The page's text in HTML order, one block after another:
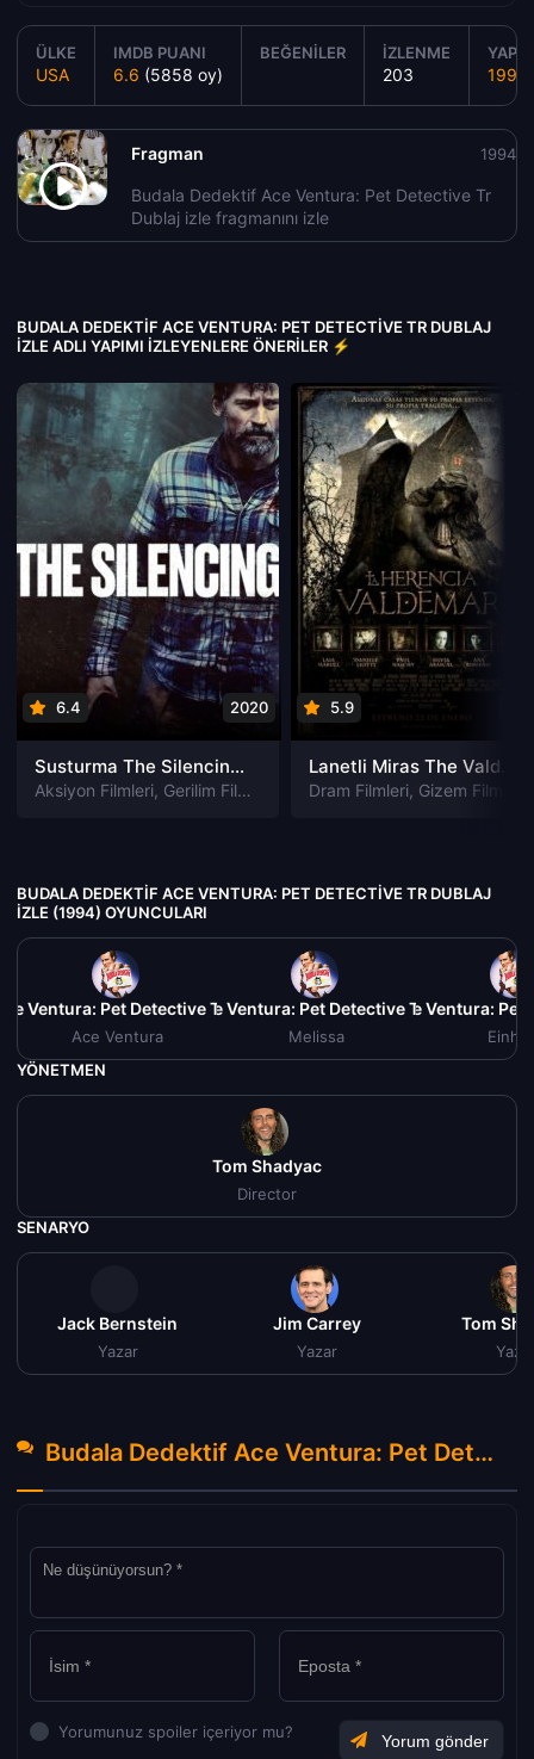
ÜLKE
USA
IMDB PUANI
6.6 (5858 oy)
BEĞENILER İZLENME
203 1994
Fragman
Budala Dedektif Ace Ventura: Pet Detective Tr
Dublaj izle fragmanını izle
1994
BUDALA DEDEKTIF ACE VENTURA: PET DETECTIVE TR DUBLAJ
IZLE ADLI YAPIMI İZLEYENLERE ÖNERILER ⚡
6.4 2020
Susturma The Silencing izle
Aksiyon Filmleri, Gerilim Filmleri Gizem Filmleri,Suç Filmleri
5.9
Dram Filmleri, Gizem Filmleri
BUDALA DEDEKTIF ACE VENTURA: PET DETECTIVE TR DUBLAJ
IZLE (1994) OYUNCULARI
Ventura: Pet Detective Tr Dublaj izle (1994)
Ace Ventura
Budala Dedektif Ace Ventura: Pet Detective Tr Dublaj izle
Melissa
Budala Dedektif Ace Ventura:
Budala
YÖNETMEN
Tom Shadyac
Director
SENARYO
Jack Bernstein
Yazar
Jim Carrey
Yazar
Tom
Budala Dedektif Ace Ventura: Pet Detective Tr Dublaj izle (1994) Hakkında Yorumlar
Yorumunuz spoiler içeriyor mu?